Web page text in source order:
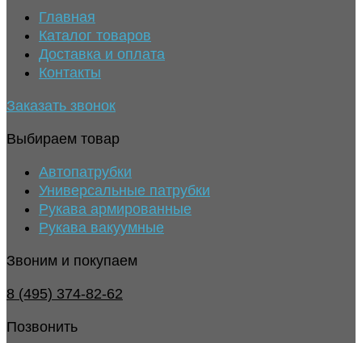
Главная
Каталог товаров
Доставка и оплата
Контакты
Заказать звонок
Выбираем товар
Автопатрубки
Универсальные патрубки
Рукава армированные
Рукава вакуумные
Звоним и покупаем
8 (495) 374-82-62
Позвонить